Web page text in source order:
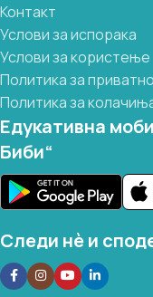
Контакт
Услови за испорака
Услови за користење
Политика за
Политика за
Едукативна
Биби“
Следи нѐ и